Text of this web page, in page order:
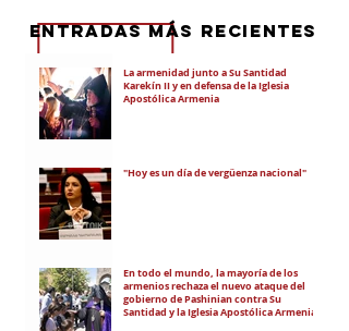
La armenidad junto a Su Santidad
Karekín II y en defensa de la Iglesia
Apostólica Armenia
"Hoy es un día de vergüenza nacional"
En todo el mundo, la mayoría de los
armenios rechaza el nuevo ataque del
gobierno de Pashinian contra Su
Santidad y la Iglesia Apostólica Armenia
eNTRADAS MÁS RECIENTES